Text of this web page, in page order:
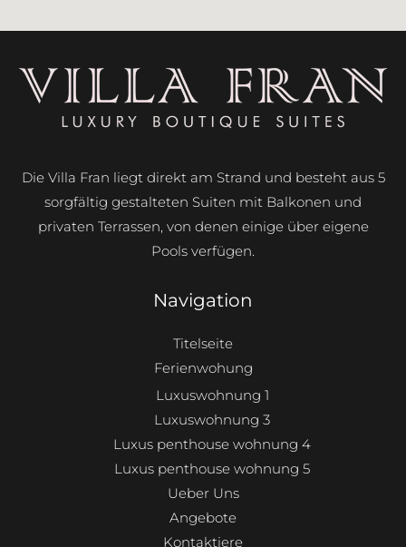
Die Villa Fran liegt direkt am Strand und besteht aus 5
sorgfältig gestalteten Suiten mit Balkonen und
privaten Terrassen, von denen einige über eigene
Pools verfügen.
Navigation
Titelseite
Ferienwohung
Luxuswohnung 1
Luxuswohnung 3
Luxus penthouse wohnung 4
Luxus penthouse wohnung 5
Ueber Uns
Angebote
Kontaktiere